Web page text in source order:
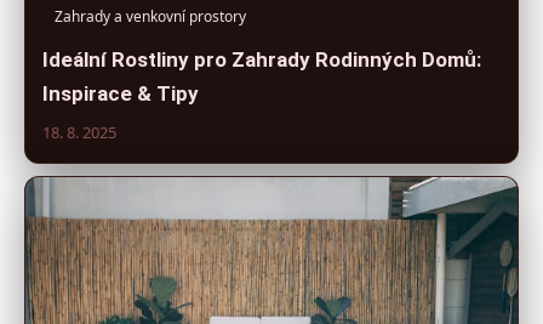
Zahrady a venkovní prostory
Ideální Rostliny pro Zahrady Rodinných Domů:
Inspirace & Tipy
18. 8. 2025